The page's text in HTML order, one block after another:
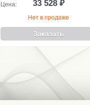
Цена: 33 528 ₽
Нет в продаже
Заказать